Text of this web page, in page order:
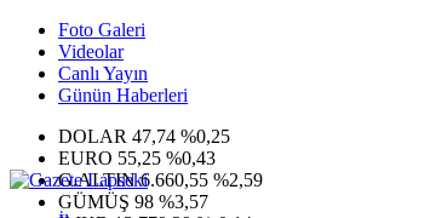
Foto Galeri
Videolar
Canlı Yayın
Günün Haberleri
DOLAR 47,74 %0,25
EURO 55,25 %0,43
G.ALTIN6.660,55 %2,59
GÜMÜŞ 98 %3,57